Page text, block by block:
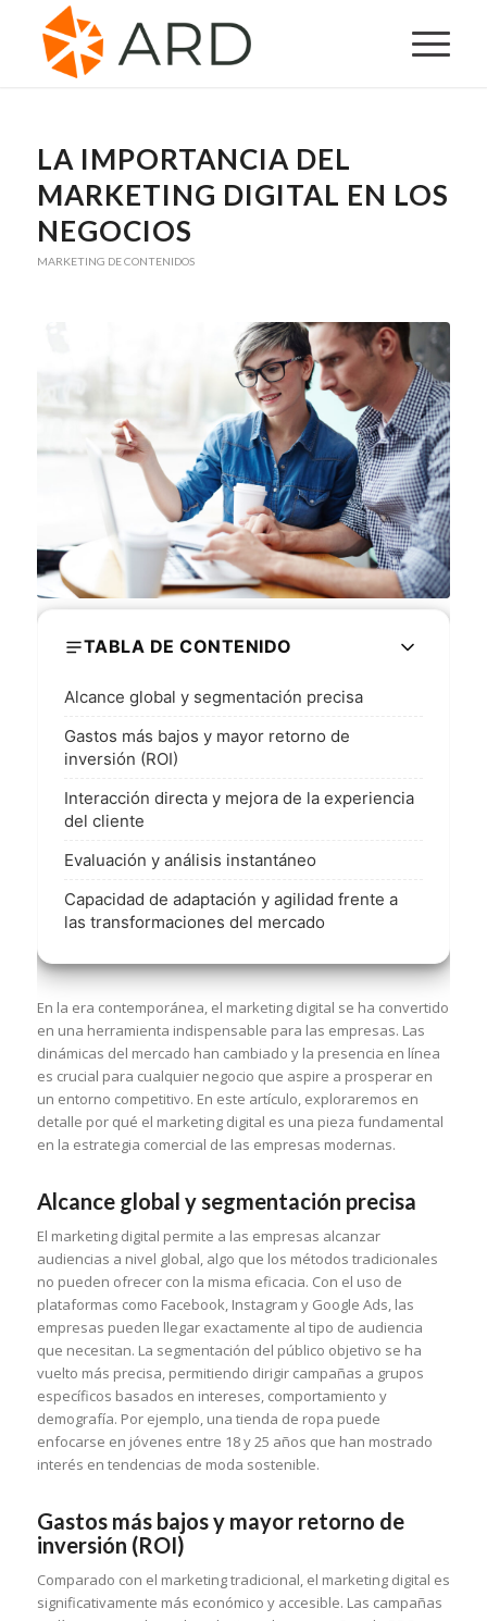
LA IMPORTANCIA DEL
MARKETING DIGITAL EN LOS
NEGOCIOS
MARKETING DE CONTENIDOS
TABLA DE CONTENIDO
Alcance global y segmentación precisa
Gastos más bajos y mayor retorno de
inversión (ROI)
Interacción directa y mejora de la experiencia
del cliente
Evaluación y análisis instantáneo
Capacidad de adaptación y agilidad frente a
las transformaciones del mercado
En la era contemporánea, el marketing digital se ha convertido
en una herramienta indispensable para las empresas. Las
dinámicas del mercado han cambiado y la presencia en línea
es crucial para cualquier negocio que aspire a prosperar en
un entorno competitivo. En este artículo, exploraremos en
detalle por qué el marketing digital es una pieza fundamental
en la estrategia comercial de las empresas modernas.
Alcance global y segmentación precisa
El marketing digital permite a las empresas alcanzar
audiencias a nivel global, algo que los métodos tradicionales
no pueden ofrecer con la misma eficacia. Con el uso de
plataformas como Facebook, Instagram y Google Ads, las
empresas pueden llegar exactamente al tipo de audiencia
que necesitan. La segmentación del público objetivo se ha
vuelto más precisa, permitiendo dirigir campañas a grupos
específicos basados en intereses, comportamiento y
demografía. Por ejemplo, una tienda de ropa puede
enfocarse en jóvenes entre 18 y 25 años que han mostrado
interés en tendencias de moda sostenible.
Gastos más bajos y mayor retorno de
inversión (ROI)
Comparado con el marketing tradicional, el marketing digital es
significativamente más económico y accesible. Las campañas